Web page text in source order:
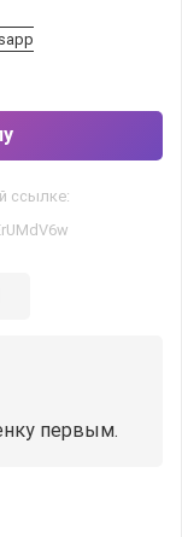
ссылке:
первым.